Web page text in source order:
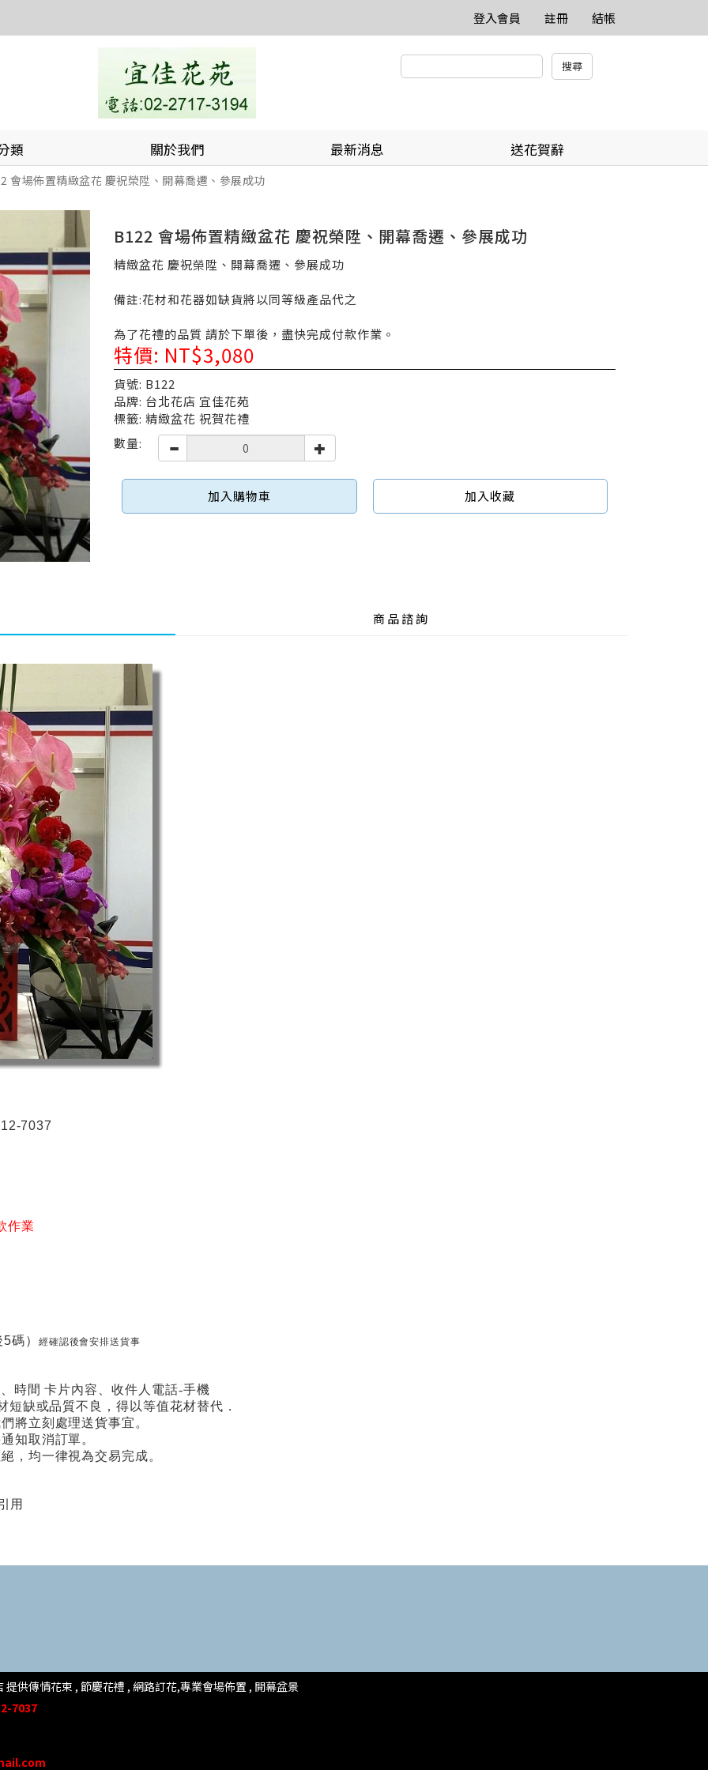
登入會員 註冊 結帳
類 關於我們 最新消息 送花賀辭
會場佈置精緻盆花 慶祝榮陞、開幕喬遷、參展成功
B122 會場佈置精緻盆花 慶祝榮陞、開幕喬遷、參展成功
精緻盆花 慶祝榮陞、開幕喬遷、參展成功
備註:花材和花器如缺貨將以同等級產品代之
為了花禮的品質 請於下單後，盡快完成付款作業。
特價: NT$3,080
貨號: B122
品牌: 台北花店 宜佳花苑
標籤: 精緻盆花 祝賀花禮
數量:
加入購物車 加入收藏
商品諮詢
7037
作業
碼） 經確認後會安排送貨事
時間 卡片內容、收件人電話-手機
短缺或品質不良，得以等值花材替代．
將立刻處理送貨事宜。
知取消訂單。
，均一律視為交易完成。
用
提供傳情花束 , 節慶花禮 , 網路訂花,專業會場佈置 , 開幕盆景
7037